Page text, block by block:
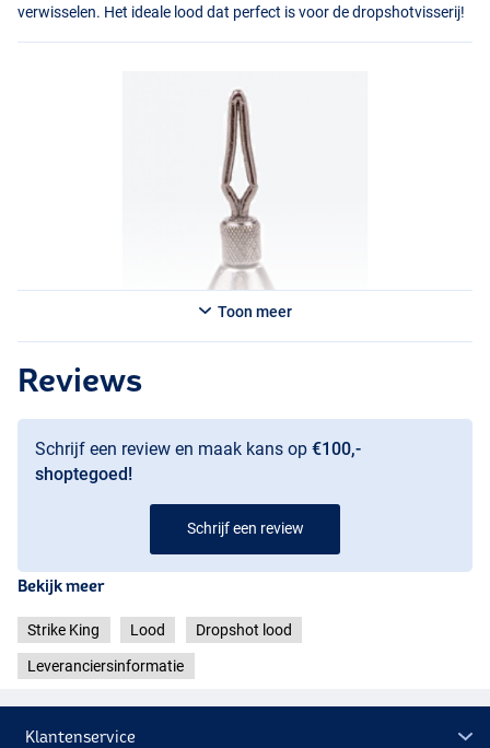
verwisselen. Het ideale lood dat perfect is voor de dropshotvisserij!
Toon meer
Reviews
Schrijf een review en maak kans op €100,-
shoptegoed!
Schrijf een review
Bekijk meer
Strike King Lood Dropshot lood
Leveranciersinformatie
Klantenservice